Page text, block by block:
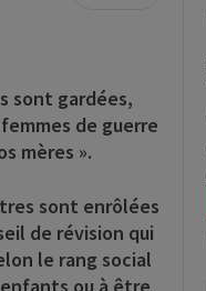
sont gardées,
de guerre
mères ».
sont enrôlées
de révision qui
le rang social